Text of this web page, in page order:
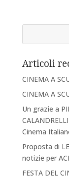
Articoli
CINEMA A
CINEMA A
Un grazie a
Cinema
Proposta di
notizie per
FESTA DEL